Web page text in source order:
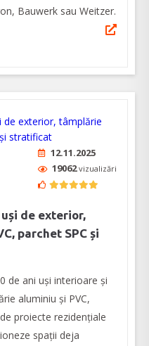
Bauwerk sau Weitzer.
12.11.2025
19062vizualizări
de exterior,
parchet SPC și
de ani uși interioare şi
aluminiu şi PVC,
proiecte rezidențiale
spații deja